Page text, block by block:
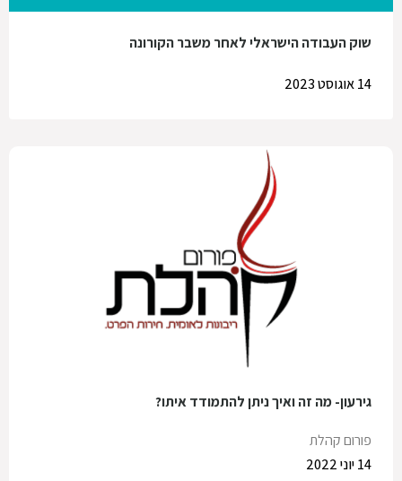
שוק העבודה הישראלי לאחר משבר הקורונה
14 אוגוסט 2023
גירעון- מה זה ואיך ניתן להתמודד איתו?
פורום קהלת
14 יוני 2022